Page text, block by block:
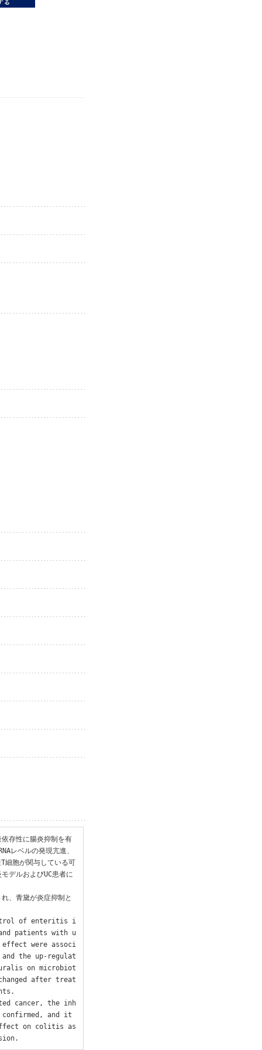
存性に腸炎抑制を有
レベルの発現亢進、
細胞が関与している可
デルおよびUC患者に
、青黛が炎症抑制と
of enteritis i
patients with u
were associ
and the up-regulat
on microbiot
after treat
cancer, the inh
and it
on colitis as